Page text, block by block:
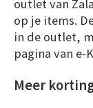
outlet van
op je items.
in de outlet,
pagina van e-
Meer